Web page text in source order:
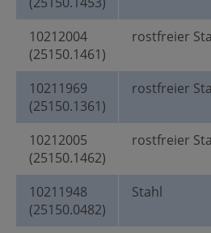
10212004
(25150.1461)
rostfreier
10211969
(25150.1361)
rostfreier
10212005
(25150.1462)
rostfreier
10211948
(25150.0482)
Stahl